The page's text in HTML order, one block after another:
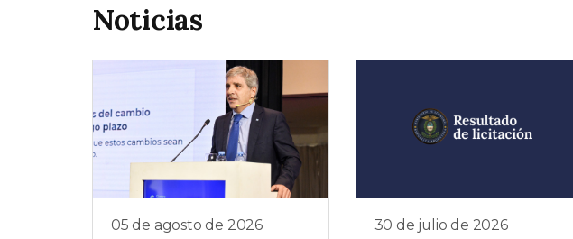
Noticias
05 de agosto de 2026 30 de julio de 2026